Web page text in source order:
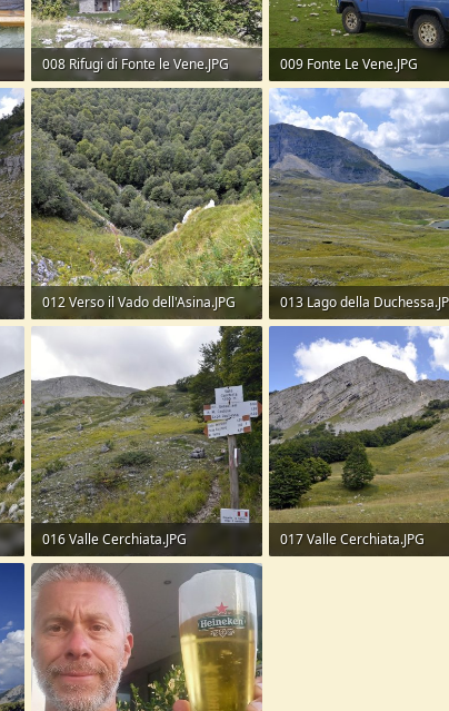
008 Rifugi di Fonte le Vene.JPG
433,4 KB · Visite: 152
009 Fonte Le Vene.JPG
290,9 KB · Visite: 135
012 Verso il Vado dell'Asina.JPG
013 Lago della
316 KB · Visite: 132
016 Valle Cerchiata.JPG
323 KB · Visite: 108
017 Valle Cerchiata.JPG